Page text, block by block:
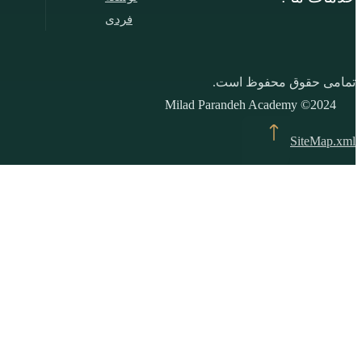
فردی
تمامی حقوق محفوظ است.
Milad Parandeh Academy ©2024
SiteMap.xml